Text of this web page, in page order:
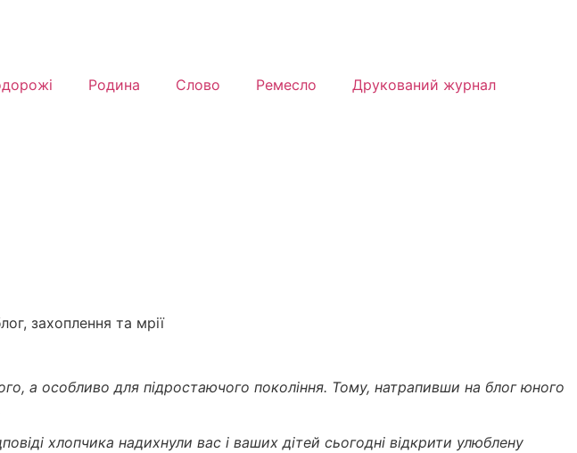
Родина Слово Ремесло Друкований журнал
захоплення та мрії
а особливо для підростаючого покоління. Тому, натрапивши на блог юного
хлопчика надихнули вас і ваших дітей сьогодні відкрити улюблену